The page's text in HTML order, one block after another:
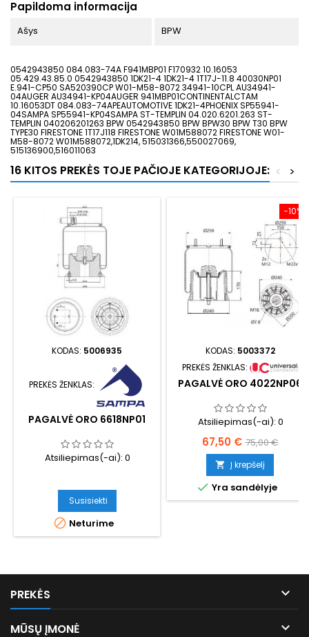
Papildoma informacija
Ašys BPW
0542943850 084.083-74A F941MBP01 F170932 10.16053
05.429.43.85.0 0542943850 1DK21-4 1DK21-4 1T17J-11.8 40030NP01
E.941-CP50 SA520390CP W01-M58-8072 34941-10CPL AU34941-
04AUGER AU34941-KP04AUGER 941MBP01CONTINENTALCTAM
10.16053DT 084.083-74APEAUTOMOTIVE 1DK21-4PHOENIX SP55941-
04SAMPA SP55941-KP04SAMPA ST-TEMPLIN 04.020.6201.263 ST-
TEMPLIN 040206201263 BPW 0542943850 BPW BPW30 BPW T30 BPW
TYPE30 FIRESTONE 1T17J118 FIRESTONE W01M588072 FIRESTONE W01-
M58-8072 W01M588072,1DK214, 515031366,550027069,
515136900,516011063
16 KITOS PREKĖS TOJE PAČIOJE KATEGORIJOJE: >
<
KODAS: 5006935
PREKĖS ŽENKLAS:
PAGALVĖ ORO 6618NP01
Atsiliepimas(-ai): 0
Susisiekti
 Neturime
−10%
KODAS: 5003372
PREKĖS ŽENKLAS:
PAGALVĖ ORO 4022NP06
Atsiliepimas(-ai): 0
Kaina
67,50 € Bazinė
kaina
75,00 €
 Į krepšelį
 Yra sandėlyje
PREKĖS 
MŪSŲ ĮMONĖ 